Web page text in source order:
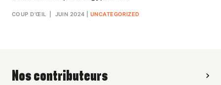
COUP D’ŒIL | JUIN 2024 UNCATEGORIZED
Nos contributeurs